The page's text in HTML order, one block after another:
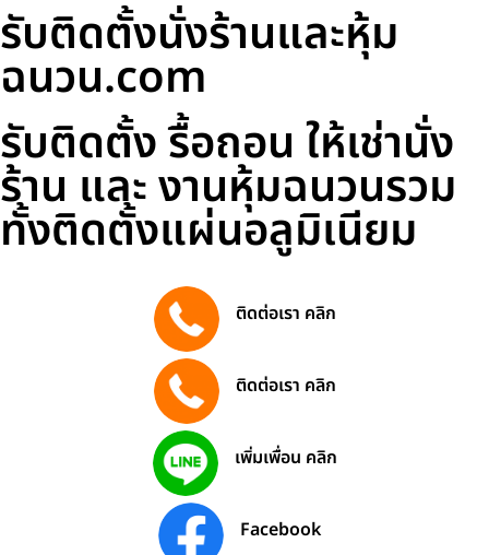
รับติดตั้งนั่งร้านและหุ้ม
ฉนวน.com
รับติดตั้ง รื้อถอน ให้เช่านั่ง
ร้าน และ งานหุ้มฉนวนรวม
ทั้งติดตั้งแผ่นอลูมิเนียม
ติดต่อเรา คลิก
ติดต่อเรา คลิก
เพิ่มเพื่อน คลิก
Facebook